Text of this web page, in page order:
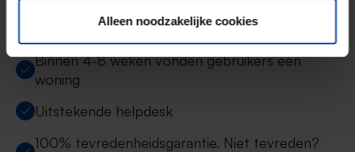
Alleen noodzakelijke cookies
9000+ woningen per maand te huur
Binnen 4-8 weken vonden gebruikers een
woning
Uitstekende helpdesk
100% tevredenheidsgarantie. Niet tevreden?